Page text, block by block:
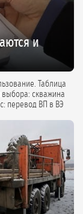
и
Таблица
перевод ВП в ВЭ